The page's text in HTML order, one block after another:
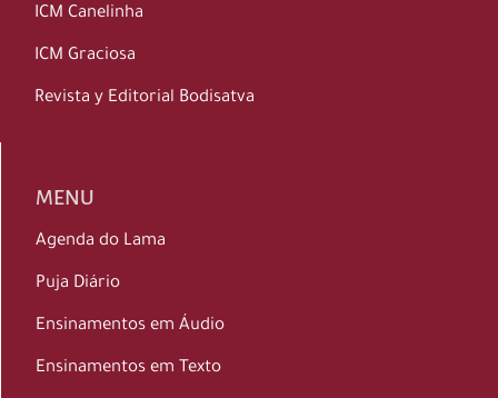
ICM Canelinha
ICM Graciosa
Revista y Editorial Bodisatva
MENU
Agenda do Lama
Puja Diário
Ensinamentos em Áudio
Ensinamentos em Texto